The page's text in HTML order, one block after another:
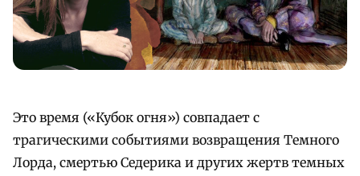
Это время («Кубок огня») совпадает с
трагическими событиями возвращения Темного
Лорда, смертью Седерика и других жертв темных